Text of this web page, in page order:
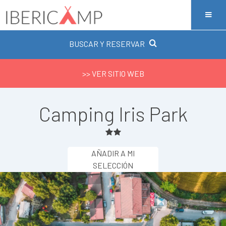
BUSCAR Y RESERVAR
>> VER SITIO WEB
Camping Iris Park
AÑADIR A MI
SELECCIÓN